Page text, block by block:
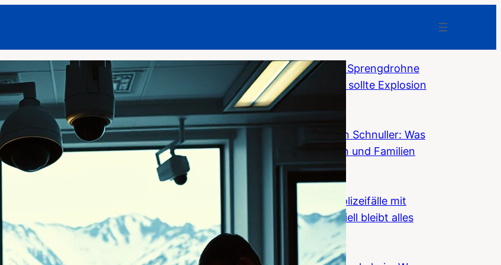
Bundesanwaltschaft: Sprengdrohne
am Flughafen Leipzig sollte Explosion
auslösen
F-News
Weg mit dem digitalen Schnuller: Was
Smartphones Kindern und Familien
nehmen
Niederlande: 7.500 Polizeifälle mit
Asylmigranten – offiziell bleibt alles
„stabil“
F-News